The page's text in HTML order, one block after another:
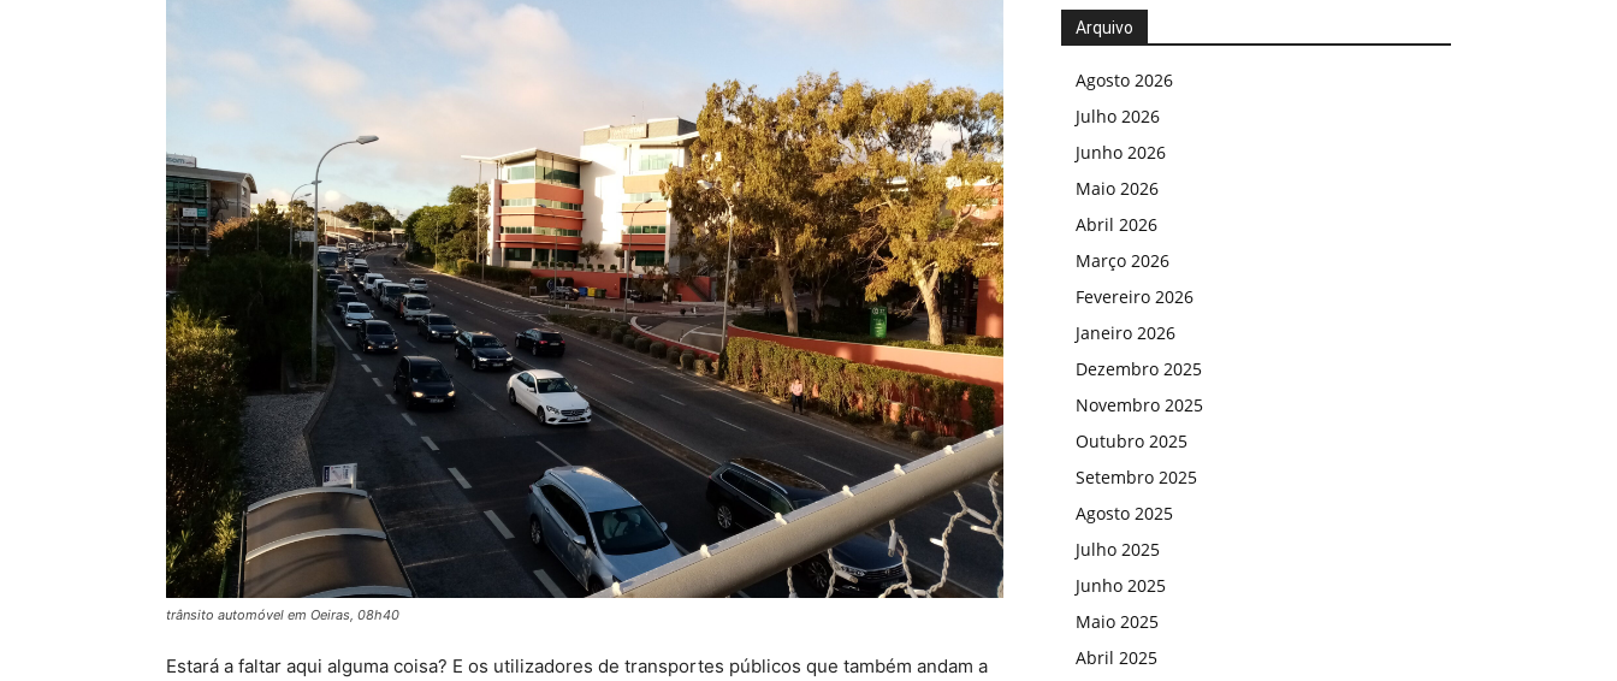
trânsito automóvel em Oeiras, 08h40
Estará a faltar aqui alguma coisa? E os utilizadores de transportes públicos que também andam a
Arquivo
Agosto 2026
Julho 2026
Junho 2026
Maio 2026
Abril 2026
Março 2026
Fevereiro 2026
Janeiro 2026
Dezembro 2025
Novembro 2025
Outubro 2025
Setembro 2025
Agosto 2025
Julho 2025
Junho 2025
Maio 2025
Abril 2025